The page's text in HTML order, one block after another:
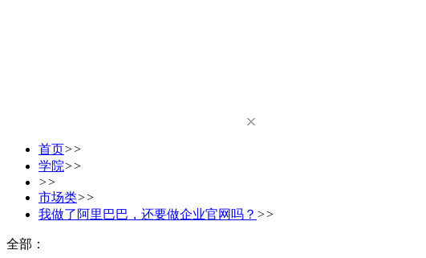
首页>>
学院>>
>>
市场类>>
我做了阿里巴巴，还要做企业官网吗？ >>
全部：